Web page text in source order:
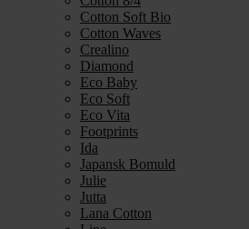
Cotton Soft Bio
Cotton Waves
Crealino
Diamond
Eco Baby
Eco Soft
Eco Vita
Footprints
Ida
Japansk Bomuld
Julie
Jutta
Lana Cotton